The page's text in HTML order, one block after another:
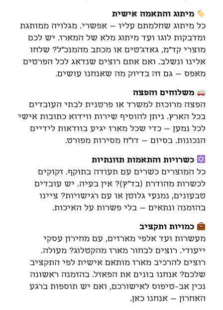
מיתוג והתאמה אישית
כל מיתוג שחלמתם עליו – אפשרי. מגלויה ממותגת
ומדבקות לוגו ועד מיתוג מלא של המארז. יש לכם
מוצרי קד"מ, גאדג'טים או מכתב מהמנכ"ל? שלחו
אלינו ונשלב. ואם אתם רוצים שנדאג לכל הפרטים
מאפס – גם זה בדיוק מה שאנחנו עושים.
משלוחים והפצה
הפצה מרוכזת למשרד או פרטנית לבתי העובדים
בכל הארץ. ניתן להוסיף שירות ווידוא כתובות אישי
לכל נמען – כדי שכל מארז יגיע בוודאות לידיים
הנכונות. בסיום – דו"ח מסירות מפורט.
כשרויות והתאמות תזונתיות
כל המוצרים כשרים עם תעודה בתוקף. זקוקים
לכשרות מהודרת (בד"ץ)? אין בעיה. יש עובדים
טבעונים, נמנעי גלוטן או עם רגישויות? ציינו
בהזמנה ונתאים – בלי פשרות על האיכות.
כמויות ותקציב
מעשרות ועד אלפי מארזים, עם מחירון עסקי
ייעודי. רוצים לבחור מארז מהקטלוג? מעולה.
רוצים להרכיב מארז מותאם אישית לפי התקציב
שלכם? אנחנו בונים את הפאזל. בהזמנה ראשונה
נכין אב-טיפוס לאישורכם, ואם יש תוספות ברגע
האחרון – אנחנו כאן.